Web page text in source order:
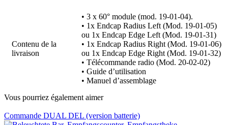
Contenu de la
livraison
• 3 x 60° module (mod. 19-01-04).
• 1x Endcap Radius Left (Mod. 19-01-05)
ou 1x Endcap Edge Left (Mod. 19-01-31)
• 1x Endcap Radius Right (Mod. 19-01-06)
ou 1x Endcap Edge Right (Mod. 19-01-32)
• Télécommande radio (Mod. 20-02-02)
• Guide d’utilisation
• Manuel d’assemblage
Vous pourriez également aimer
Commande DUAL DEL (version batterie)